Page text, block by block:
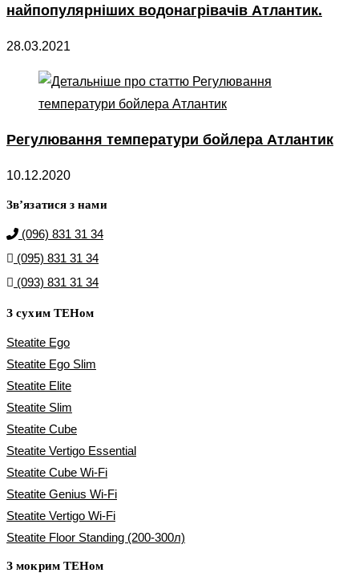
найпопулярніших водонагрівачів Атлантик.
28.03.2021
Регулювання температури бойлера Атлантик
10.12.2020
Зв’язатися з нами
(096) 831 31 34
(095) 831 31 34
(093) 831 31 34
З сухим ТЕНом
Steatite Ego
Steatite Ego Slim
Steatite Elite
Steatite Slim
Steatite Cube
Steatite Vertigo Essential
Steatite Cube Wi-Fi
Steatite Genius Wi-Fi
Steatite Vertigo Wi-Fi
Steatite Floor Standing (200-300л)
З мокрим ТЕНом